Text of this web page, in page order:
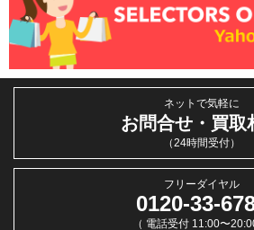
ネットで気軽に
お問合せ・買取
（24時間受付）
フリーダイヤル
0120-33-
（ 電話受付 11:00〜